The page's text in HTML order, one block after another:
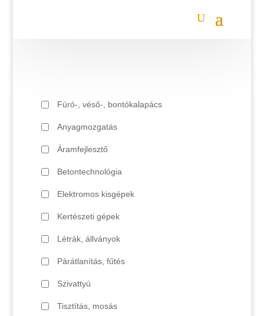
Fúró-, véső-, bontókalapács
Anyagmozgatás
Áramfejlesztő
Betontechnológia
Elektromos kisgépek
Kertészeti gépek
Létrák, állványok
Párátlanítás, fűtés
Szivattyú
Tisztítás, mosás